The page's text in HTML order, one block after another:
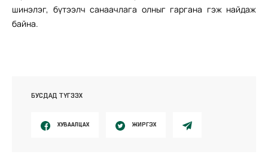
шинэлэг, бүтээлч санаачлага олныг гаргана гэж найдаж
байна.
БУСДАД ТҮГЭЭХ
ХУВААЛЦАХ ЖИРГЭХ